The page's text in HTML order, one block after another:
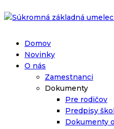
Domov
Novinky
O nás
Zamestnanci
Dokumenty
Pre rodičov
Predpisy
Dokumenty